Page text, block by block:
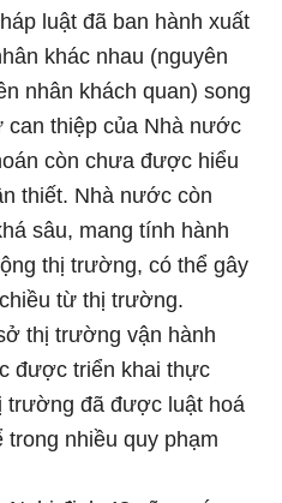
luật đã ban hành xuất
khác nhau (nguyên
nhân khách quan) song
can thiệp của Nhà nước
còn chưa được hiểu
thiết. Nhà nước còn
sâu, mang tính hành
thị trường, có thể gây
từ thị trường.
thị trường vận hành
được triển khai thực
trường đã được luật hoá
nhiều quy phạm